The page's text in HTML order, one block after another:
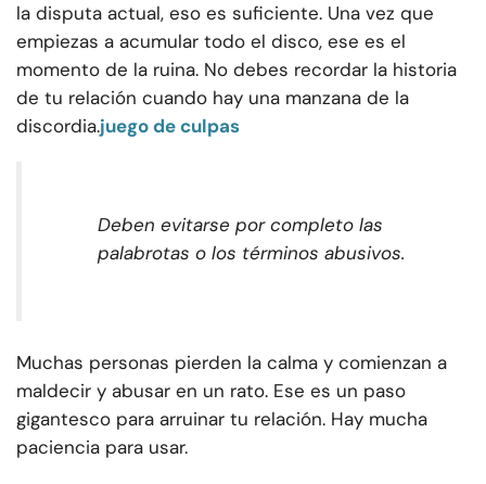
la disputa actual, eso es suficiente. Una vez que
empiezas a acumular todo el disco, ese es el
momento de la ruina. No debes recordar la historia
de tu relación cuando hay una manzana de la
discordia.juego de culpas
Deben evitarse por completo las
palabrotas o los términos abusivos.
Muchas personas pierden la calma y comienzan a
maldecir y abusar en un rato. Ese es un paso
gigantesco para arruinar tu relación. Hay mucha
paciencia para usar.